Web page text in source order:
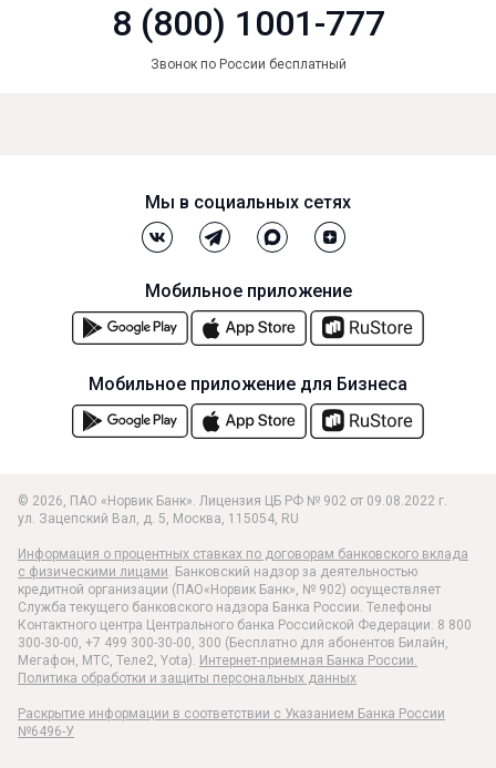
8 (800) 1001-777
Звонок по России бесплатный
© 2026, ПАО «Норвик Банк». Лицензия ЦБ РФ № 902 от 09.08.2022 г.
ул. Зацепский Вал, д. 5, Москва, 115054, RU
Информация о процентных ставках по договорам банковского вклада
с физическими лицами. Банковский надзор за деятельностью
кредитной организации (ПАО«Норвик Банк», № 902) осуществляет
Служба текущего банковского надзора Банка России. Телефоны
Контактного центра Центрального банка Российской Федерации: 8 800
300-30-00, +7 499 300-30-00, 300 (Бесплатно для абонентов Билайн,
Мегафон, МТС, Теле2, Yota). Интернет-приемная Банка России.
Политика обработки и защиты персональных данных
Раскрытие информации в соответствии c Указанием Банка России
№6496-У
Мы в социальных сетях
Мобильное приложение
Мобильное приложение для Бизнеса